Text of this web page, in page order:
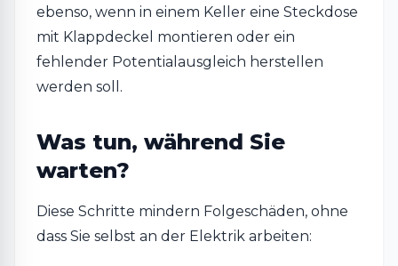
ebenso, wenn in einem Keller eine Steckdose
mit Klappdeckel montieren oder ein
fehlender Potentialausgleich herstellen
werden soll.
Was tun, während Sie
warten?
Diese Schritte mindern Folgeschäden, ohne
dass Sie selbst an der Elektrik arbeiten: